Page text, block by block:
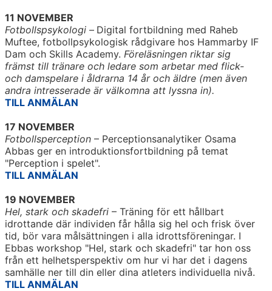
11 NOVEMBER
Fotbollspsykologi – Digital fortbildning med Raheb
Muftee, fotbollpsykologisk rådgivare hos Hammarby IF
Dam och Skills Academy. Föreläsningen riktar sig
främst till tränare och ledare som arbetar med flick-
och damspelare i åldrarna 14 år och äldre (men även
andra intresserade är välkomna att lyssna in).
TILL ANMÄLAN
17 NOVEMBER
Fotbollsperception – Perceptionsanalytiker Osama
Abbas ger en introduktionsfortbildning på temat
"Perception i spelet".
TILL ANMÄLAN
19 NOVEMBER
Hel, stark och skadefri – Träning för ett hållbart
idrottande där individen får hålla sig hel och frisk över
tid, bör vara målsättningen i alla idrottsföreningar. I
Ebbas workshop "Hel, stark och skadefri" tar hon oss
från ett helhetsperspektiv om hur vi har det i dagens
samhälle ner till din eller dina atleters individuella nivå.
TILL ANMÄLAN